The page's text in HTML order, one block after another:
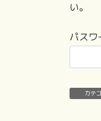
い。
パスワ
カテ